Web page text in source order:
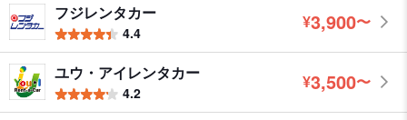
フジレンタカー
4.4
¥3,900 円
〜
ユウ・アイレンタカー
4.2
¥3,500 円
〜